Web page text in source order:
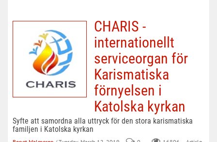
CHARIS -
internationellt
serviceorgan för
Karismatiska
förnyelsen i
Katolska kyrkan
Syfte att samordna alla uttryck för den stora karismatiska
familjen i Katolska kyrkan